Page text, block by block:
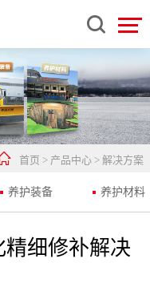

首页 > 产品中心 > 解决方案
养护装备 养护材料
细修补解决